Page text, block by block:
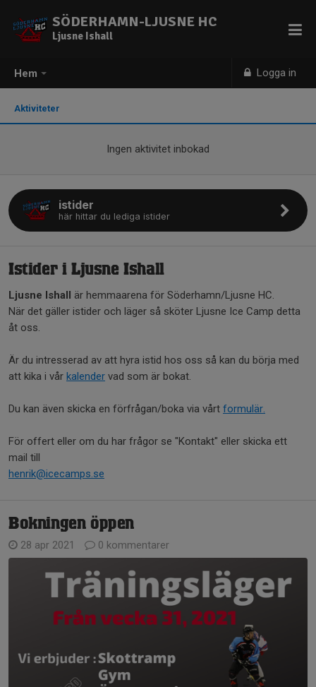
Hem Logga in
SÖDERHAMN-LJUSNE HC
Ljusne Ishall
Aktiviteter
Ingen aktivitet inbokad
istider
här hittar du lediga istider
Istider i Ljusne Ishall
Ljusne Ishall är hemmaarena för Söderhamn/Ljusne HC.
När det gäller istider och läger så sköter Ljusne Ice Camp detta
åt oss.
Är du intresserad av att hyra istid hos oss så kan du börja med
att kika i vår kalender vad som är bokat.
Du kan även skicka en förfrågan/boka via vårt formulär.
För offert eller om du har frågor se "Kontakt" eller skicka ett
mail till
henrik@icecamps.se
Bokningen öppen
28 apr 2021 0 kommentarer